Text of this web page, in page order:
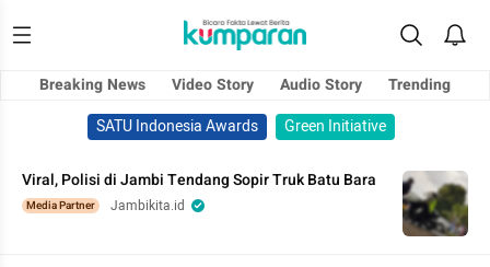
Breaking News Video Story Audio Story
Trending
SATU Indonesia Awards
Green Initiative
Viral, Polisi di Jambi Tendang Sopir Truk Batu Bara
Media Partner Jambikita.id